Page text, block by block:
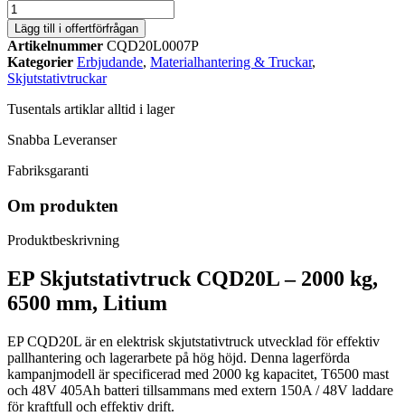
Lägg till i offertförfrågan
Artikelnummer CQD20L0007P
Kategorier Erbjudande, Materialhantering & Truckar,
Skjutstativtruckar
Tusentals artiklar alltid i lager
Snabba Leveranser
Fabriksgaranti
Om produkten
Produktbeskrivning
EP Skjutstativtruck CQD20L – 2000 kg,
6500 mm, Litium
EP CQD20L är en elektrisk skjutstativtruck utvecklad för effektiv
pallhantering och lagerarbete på hög höjd. Denna lagerförda
kampanjmodell är specificerad med 2000 kg kapacitet, T6500 mast
och 48V 405Ah batteri tillsammans med extern 150A / 48V laddare
för kraftfull och effektiv drift.